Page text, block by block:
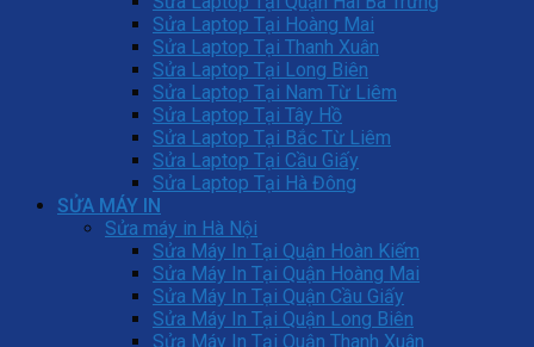
Sửa Laptop Tại Hoàng Mai
Sửa Laptop Tại Thanh Xuân
Sửa Laptop Tại Long Biên
Sửa Laptop Tại Nam Từ Liêm
Sửa Laptop Tại Tây Hồ
Sửa Laptop Tại Bắc Từ Liêm
Sửa Laptop Tại Cầu Giấy
Sửa Laptop Tại Hà Đông
SỬA MÁY IN
Sửa máy in Hà Nội
Sửa Máy In Tại Quận Hoàn Kiếm
Sửa Máy In Tại Quận Hoàng Mai
Sửa Máy In Tại Quận Cầu Giấy
Sửa Máy In Tại Quận Long Biên
Sửa Máy In Tại Quận Thanh Xuân